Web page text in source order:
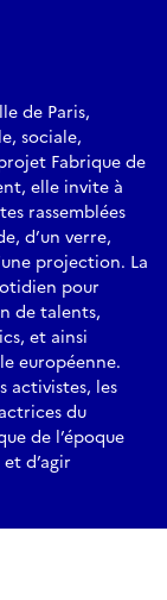
: 46
de
Artists.
Michel Agier,
Anna Breton,
Dupart,
Tarik
Nadine
Salti, Marion
le Sahab
par le collectif
et différentes
de Paris,
sociale,
Fabrique de
elle invite à
rassemblées
d’un verre,
projection. La
pour
de talents,
et ainsi
européenne.
activistes, les
du
de l’époque
d’agir